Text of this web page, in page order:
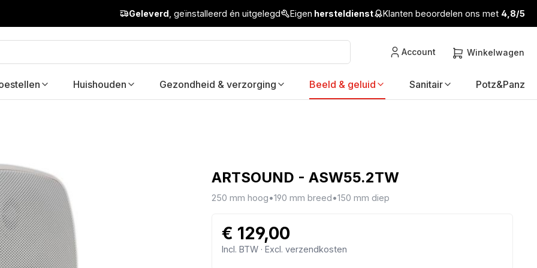
Geleverd , geïnstalleerd én uitgelegd Eigen hersteldienst Klanten beoordelen ons met 4,8/5
Account Winkelwagen
Huishouden Gezondheid & verzorging Beeld & geluid Sanitair Potz&Panz
ARTSOUND - ASW55.2TW
250 mm hoog•190 mm breed•150 mm diep
€ 129,00
Incl. BTW · Excl. verzendkosten